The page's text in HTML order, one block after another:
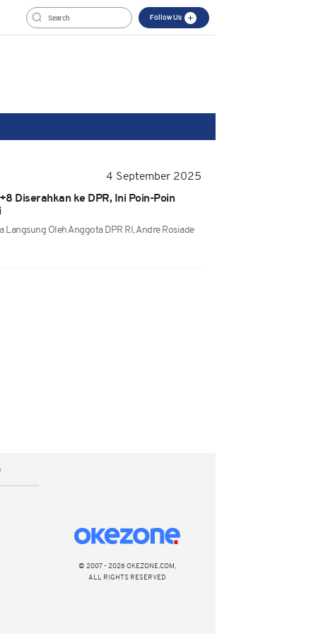
Follow Us
4 September 2025
Diserahkan ke DPR, Ini Poin-Poin
Langsung Oleh Anggota DPR RI, Andre Rosiade
© 2007 - 2026 OKEZONE.COM,
ALL RIGHTS RESERVED